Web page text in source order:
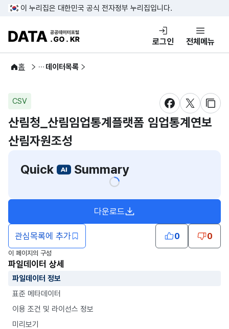
콘텐츠 바로가기
푸터 바로가기
이 누리집은 대한민국 공식 전자정부 누리집입니다.
DATA.GO.KR 공공데이터포털
로그인 전체메뉴
홈
공공데이터 데이터목록
CSV
새창 열림새창 열림
새창
산림청_산림임업통계플랫폼 임업통계연보
산림자원조성
Quick
Summary
관심목록에 추가
다운로드
0 0
이 페이지의 구성
파일데이터 상세
파일데이터 정보
표준 메타데이터
이용 조건 및 라이선스 정보
미리보기